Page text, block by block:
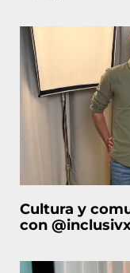
Cultura y
con